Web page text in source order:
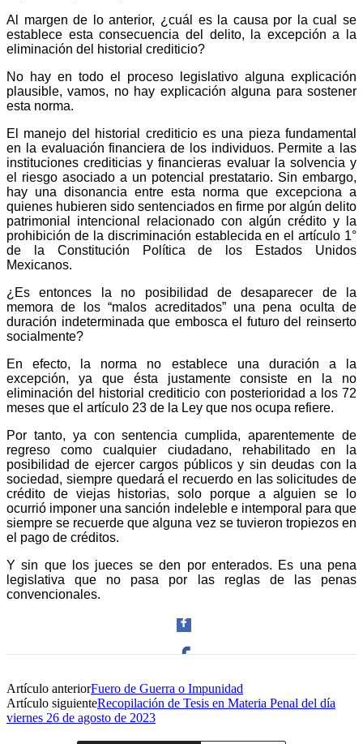
Bluesky
Al margen de lo anterior, ¿cuál es la causa por la cual se
establece esta consecuencia del delito, la excepción a la
eliminación del historial crediticio?
No hay en todo el proceso legislativo alguna explicación
plausible, vamos, no hay explicación alguna para sostener
esta norma.
El manejo del historial crediticio es una pieza fundamental
en la evaluación financiera de los individuos. Permite a las
instituciones crediticias y financieras evaluar la solvencia y
el riesgo asociado a un potencial prestatario. Sin embargo,
hay una disonancia entre esta norma que excepciona a
quienes hubieren sido sentenciados en firme por algún delito
patrimonial intencional relacionado con algún crédito y la
prohibición de la discriminación establecida en el artículo 1°
de la Constitución Política de los Estados Unidos
Mexicanos.
¿Es entonces la no posibilidad de desaparecer de la
memora de los “malos acreditados” una pena oculta de
duración indeterminada que embosca el futuro del reinserto
socialmente?
En efecto, la norma no establece una duración a la
excepción, ya que ésta justamente consiste en la no
eliminación del historial crediticio con posterioridad a los 72
meses que el artículo 23 de la Ley que nos ocupa refiere.
Por tanto, ya con sentencia cumplida, aparentemente de
regreso como cualquier ciudadano, rehabilitado en la
posibilidad de ejercer cargos públicos y sin deudas con la
sociedad, siempre quedará el recuerdo en las solicitudes de
crédito de viejas historias, solo porque a alguien se lo
ocurrió imponer una sanción indeleble e intemporal para que
siempre se recuerde que alguna vez se tuvieron tropiezos en
el pago de créditos.
Y sin que los jueces se den por enterados. Es una pena
legislativa que no pasa por las reglas de las penas
convencionales.
Facebook
Artículo anteriorFuero de Guerra o Impunidad
Artículo siguienteRecopilación de Tesis en Materia Penal del día
viernes 26 de agosto de 2023